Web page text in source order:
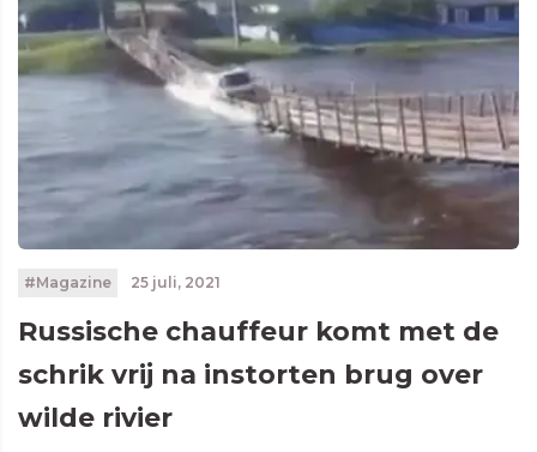
#Magazine 25 juli, 2021
Russische chauffeur komt met de
schrik vrij na instorten brug over
wilde rivier